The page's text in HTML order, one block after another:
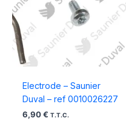
Electrode – Saunier
Duval – ref 0010026227
6,90 € T.T.C.